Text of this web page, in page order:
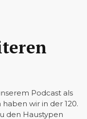
Podcast als
wir in der 120.
den Haustypen